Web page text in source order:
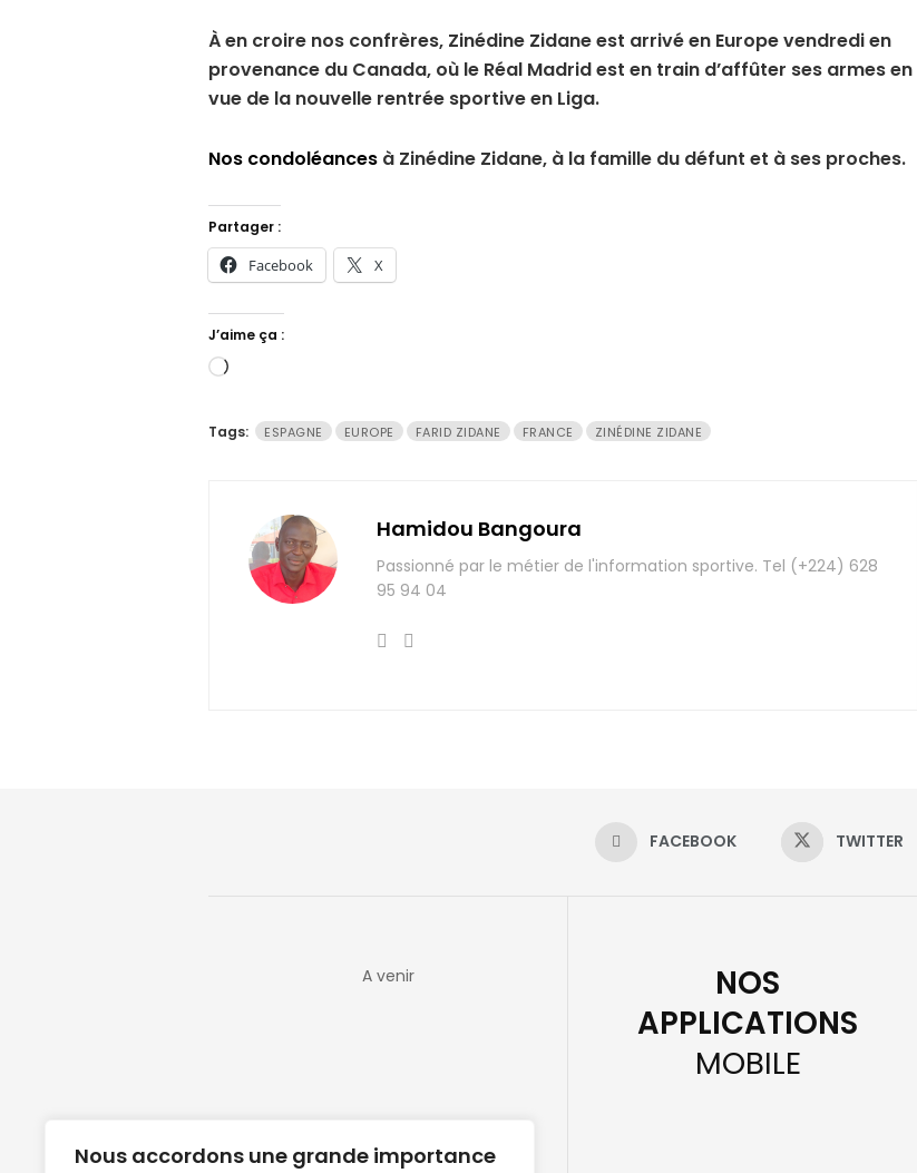
Nous accordons une grande importance
À en croire nos confrères, Zinédine Zidane est arrivé en Europe vendredi en
provenance du Canada, où le Réal Madrid est en train d’affûter ses armes en
vue de la nouvelle rentrée sportive en Liga.
Nos condoléances à Zinédine Zidane, à la famille du défunt et à ses proches.
Partager :
Facebook X
J’aime ça :
Chargement…
Tags: ESPAGNE EUROPE FARID ZIDANE FRANCE ZINÉDINE ZIDANE
Hamidou Bangoura
Passionné par le métier de l'information sportive. Tel (+224) 628
95 94 04
FACEBOOK TWITTER
A venir
NOS
APPLICATIONS
MOBILE